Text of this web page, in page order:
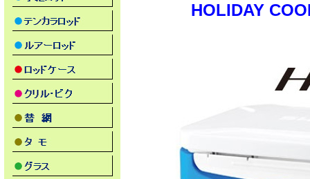
HOLIDAY